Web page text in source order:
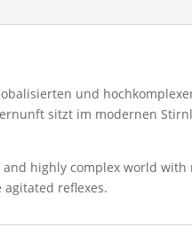
und
sitzt im modernen
highly complex world with
reflexes.